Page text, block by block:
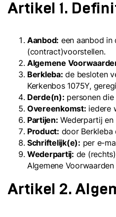
Artikel 1.
Aanbod: een aanbod
(contract)voorstellen.
Algemene
Berkleba: de besloten
Kerkenbos 1075Y,
Derde(n): personen
Overeenkomst: iedere
Partijen: Wederpartij en
Product: door Berkleba
Schriftelijk(e): per e-
Wederpartij: de
Algemene
Artikel 2.